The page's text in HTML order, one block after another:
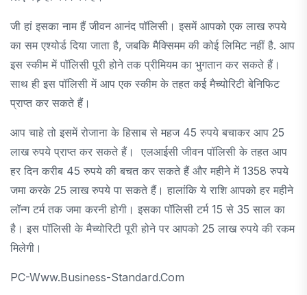
जी हां इसका नाम हैं जीवन आनंद पॉलिसी। इसमें आपको एक लाख रुपये
का सम एश्योर्ड दिया जाता है, जबकि मैक्सिमम की कोई लिमिट नहीं है. आप
इस स्कीम में पॉलिसी पूरी होने तक प्रीमियम का भुगतान कर सकते हैं।
साथ ही इस पॉलिसी में आप एक स्कीम के तहत कई मैच्योरिटी बेनिफिट
प्राप्त कर सकते हैं।
आप चाहे तो इसमें रोजाना के हिसाब से महज 45 रुपये बचाकर आप 25
लाख रुपये प्राप्त कर सकते हैं। एलआईसी जीवन पॉलिसी के तहत आप
हर दिन करीब 45 रुपये की बचत कर सकते हैं और महीने में 1358 रुपये
जमा करके 25 लाख रुपये पा सकते हैं। हालांकि ये राशि आपको हर महीने
लॉन्ग टर्म तक जमा करनी होगी। इसका पॉलिसी टर्म 15 से 35 साल का
है। इस पॉलिसी के मैच्योरिटी पूरी होने पर आपको 25 लाख रुपये की रकम
मिलेगी।
PC-Www.business-Standard.com